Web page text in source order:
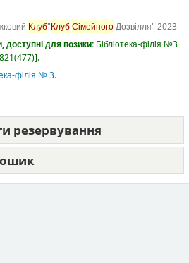
Клуб"КлубСімейногоДозвілля" 2023
доступні для позики: Бібліотека-філія №3
821(477) .
філія № 3.
резервування